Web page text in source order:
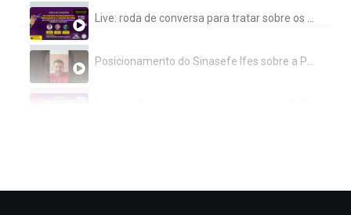
Professor da Ufes analisa minuta do novo ensino médio no Ifes